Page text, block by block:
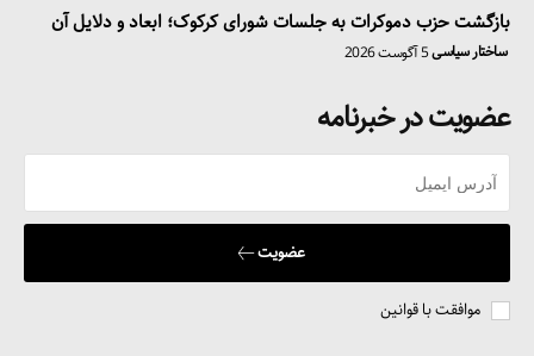
بازگشت حزب دموکرات به جلسات شورای کرکوک؛ ابعاد و دلایل آن
ساختار سیاسی5 آگوست 2026
عضویت در خبرنامه
عضویت
موافقت با قوانین